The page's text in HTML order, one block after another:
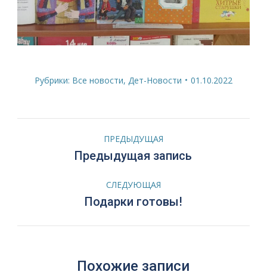
Рубрики: Все новости, Дет-Новости 01.10.2022
НавигацияПРЕДЫДУЩАЯ
Предыдущая
Предыдущая запись
СЛЕДУЮЩАЯ
Следующая
Подарки готовы!
Похожие записи